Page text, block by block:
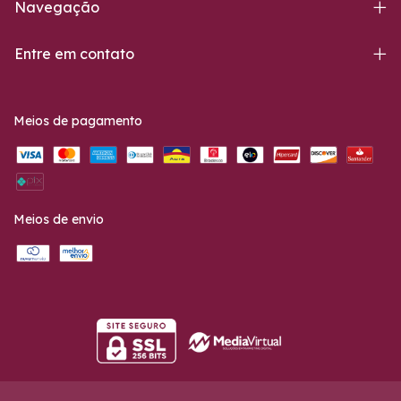
Navegação
Entre em contato
Meios de pagamento
Meios de envio